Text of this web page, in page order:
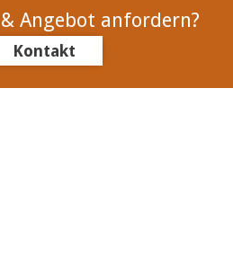
Angebot anfordern?
Kontakt